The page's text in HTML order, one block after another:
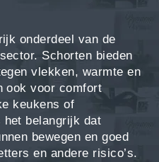
onderdeel van de
Schorten bieden
vlekken, warmte en
ook voor comfort
keukens of
het belangrijk dat
bewegen en goed
en andere risico’s.